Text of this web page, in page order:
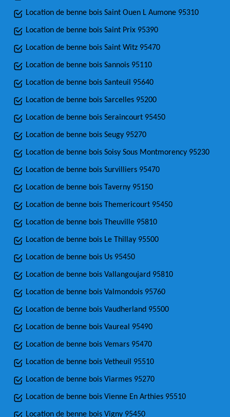
Location de benne bois Saint Ouen L Aumone 95310
Location de benne bois Saint Prix 95390
Location de benne bois Saint Witz 95470
Location de benne bois Sannois 95110
Location de benne bois Santeuil 95640
Location de benne bois Sarcelles 95200
Location de benne bois Seraincourt 95450
Location de benne bois Seugy 95270
Location de benne bois Soisy Sous Montmorency 95230
Location de benne bois Survilliers 95470
Location de benne bois Taverny 95150
Location de benne bois Themericourt 95450
Location de benne bois Theuville 95810
Location de benne bois Le Thillay 95500
Location de benne bois Us 95450
Location de benne bois Vallangoujard 95810
Location de benne bois Valmondois 95760
Location de benne bois Vaudherland 95500
Location de benne bois Vaureal 95490
Location de benne bois Vemars 95470
Location de benne bois Vetheuil 95510
Location de benne bois Viarmes 95270
Location de benne bois Vienne En Arthies 95510
Location de benne bois Vigny 95450